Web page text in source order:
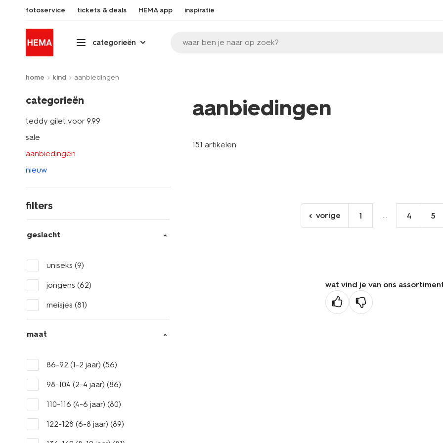
fotoservice tickets & deals HEMA app inspiratie
categorieën waar ben je naar op zoek?
home kind aanbiedingen
categorieën
teddy gilet voor 9.99
sale
aanbiedingen
nieuw
filters
geslacht
uniseks (9)
jongens (62)
meisjes (81)
maat
86-92 (1-2 jaar) (56)
98-104 (2-4 jaar) (86)
110-116 (4-6 jaar) (80)
122-128 (6-8 jaar) (89)
aanbiedingen
151 artikelen
ga
naar
vorige 1 ... 4 5
wat vind je van ons